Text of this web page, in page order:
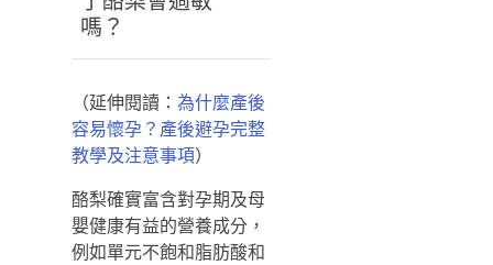
嗎？
（延伸閱讀： 為什麼產後
容易懷孕？產後避孕完整
教學及注意事項）
酪梨確實富含對孕期及母
嬰健康有益的營養成分，
例如單元不飽和脂肪酸和